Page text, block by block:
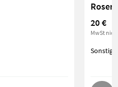
20 €
MwSt